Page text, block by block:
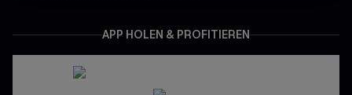
APP HOLEN & PROFITIEREN